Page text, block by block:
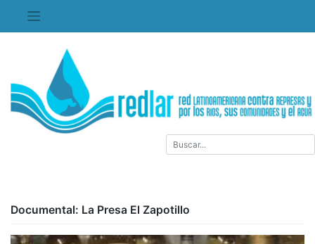
contenido
Documental: La Presa El Zapotillo